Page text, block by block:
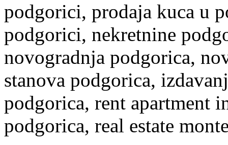
podgorici, prodaja kuca u
podgorici, nekretnine
novogradnja podgorica,
stanova podgorica,
podgorica, rent apartment
podgorica, real estate